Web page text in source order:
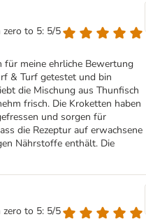
zero to 5: 5/5
für meine ehrliche Bewertung
& Turf getestet und bin
die Mischung aus Thunfisch
frisch. Die Kroketten haben
und sorgen für
die Rezeptur auf erwachsene
Nährstoffe enthält. Die
zero to 5: 5/5